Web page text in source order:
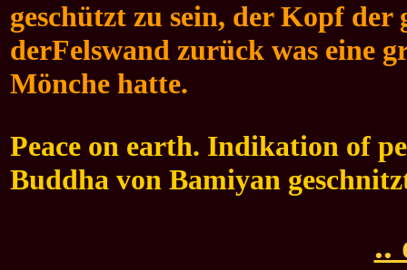
geschützt zu sein, der Kopf
derFelswand zurück was eine
Mönche hatte.
Peace on earth. Indikation of
Buddha von Bamiyan
..